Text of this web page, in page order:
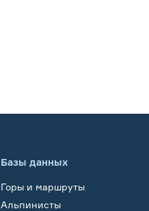
Базы данных
Горы и маршруты
Альпинисты